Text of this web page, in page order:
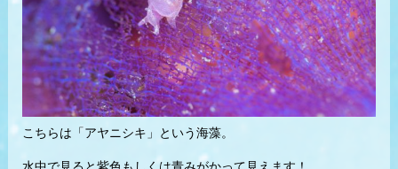
こちらは「アヤニシキ」という海藻。